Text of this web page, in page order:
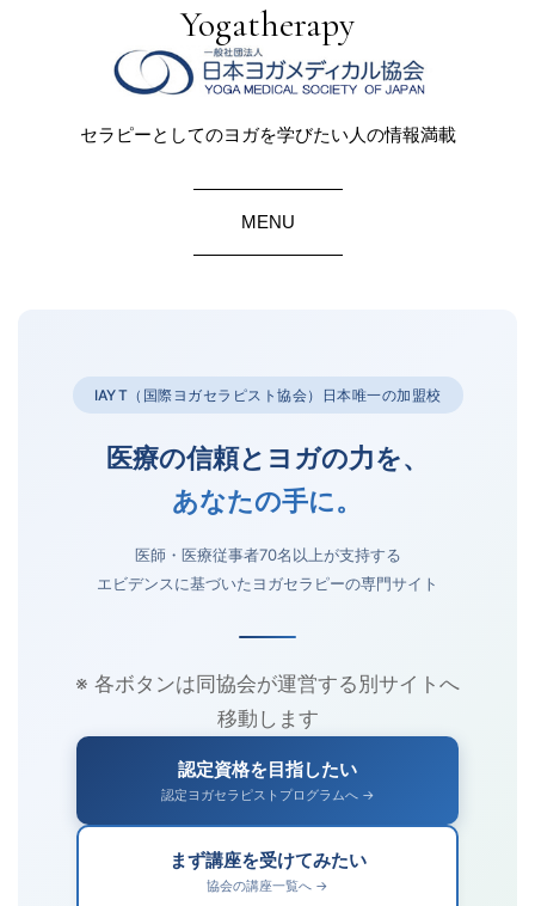
Yogatherapy
セラピーとしてのヨガを学びたい人の情報満載
MENU
IAYT（国際ヨガセラピスト協会）日本唯一の加盟校
医療の信頼とヨガの力を、
あなたの手に。
医師・医療従事者70名以上が支持する
エビデンスに基づいたヨガセラピーの専門サイト
※ 各ボタンは同協会が運営する別サイトへ
移動します
認定資格を目指したい
認定ヨガセラピストプログラムへ →
まず講座を受けてみたい
協会の講座一覧へ →